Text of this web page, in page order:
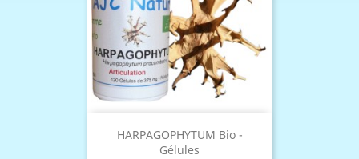
HARPAGOPHYTUM Bio -
Gélules